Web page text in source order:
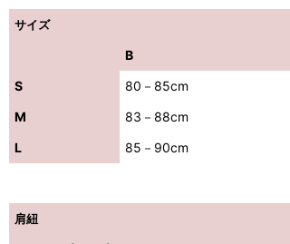
サイズ
B
S
80－85cm
M
83－88cm
L
85－90cm
肩紐